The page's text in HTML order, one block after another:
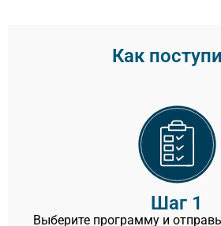
Как
Шаг 1
Выберите программу и